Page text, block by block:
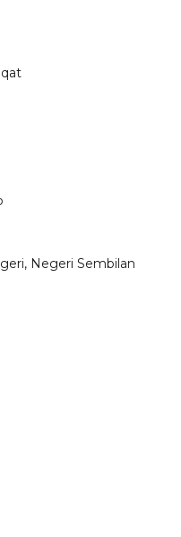
Negeri Sembilan